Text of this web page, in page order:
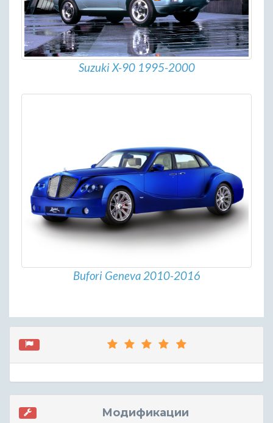
Suzuki X-90 1995-2000
Bufori Geneva 2010-2016
Модификации